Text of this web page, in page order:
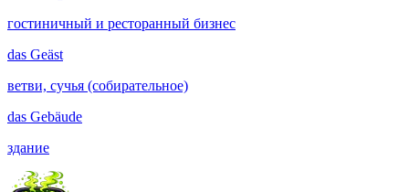
гостиничный и ресторанный бизнес
das Geäst
ветви, сучья (собирательное)
das Gebäude
здание